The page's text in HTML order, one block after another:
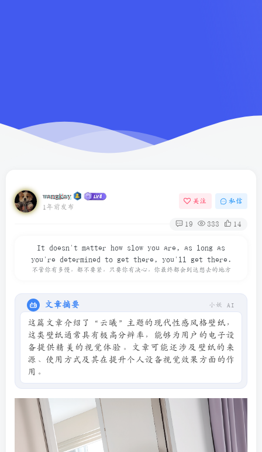
wangkay
1年前发布
关注 私信
19 333 14
It doesn't matter how slow you are, as long as
you're determined to get there, you'll get there.
不管你有多慢，都不要紧，只要你有决心，你最终都会到达想去的地方
文章摘要 小妖 AI
这篇文章介绍了“云曦”主题的现代性感风格壁纸，
这类壁纸通常具有极高分辨率，能够为用户的电子设
备提供精美的视觉体验。文章可能还涉及壁纸的来
源、使用方式及其在提升个人设备视觉效果方面的作
用。